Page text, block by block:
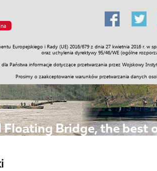
Europejskiego i Rady (UE) 2016/679 z dnia 27 kwietnia 2016
oraz uchylenia dyrektywy 95/46/WE (ogólne
Państwa informacje dotyczące przetwarzania przez Wojskowy
Prosimy o zaakceptowanie warunków przetwarzania danych
Prawo Świat Społeczność Sport